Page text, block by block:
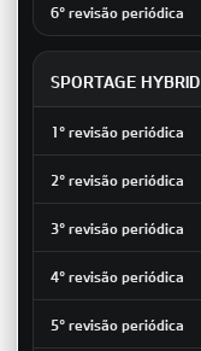
SPORTAGE HYBRID